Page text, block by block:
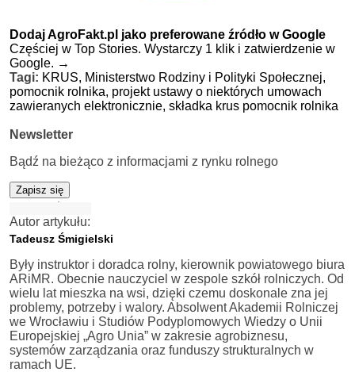
Dodaj AgroFakt.pl jako preferowane źródło w Google
Częściej w Top Stories. Wystarczy 1 klik i zatwierdzenie w
Google. →
Tagi: KRUS, Ministerstwo Rodziny i Polityki Społecznej,
pomocnik rolnika, projekt ustawy o niektórych umowach
zawieranych elektronicznie, składka krus pomocnik rolnika
Newsletter
Bądź na bieżąco z informacjami z rynku rolnego
Zapisz się
Autor artykułu:
Tadeusz Śmigielski
Były instruktor i doradca rolny, kierownik powiatowego biura
ARiMR. Obecnie nauczyciel w zespole szkół rolniczych. Od
wielu lat mieszka na wsi, dzięki czemu doskonale zna jej
problemy, potrzeby i walory. Absolwent Akademii Rolniczej
we Wrocławiu i Studiów Podyplomowych Wiedzy o Unii
Europejskiej „Agro Unia” w zakresie agrobiznesu,
systemów zarządzania oraz funduszy strukturalnych w
ramach UE.